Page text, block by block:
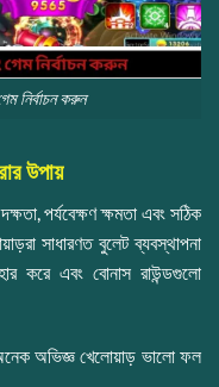
নির্বাচন করুন
উপায়
পর্যবেক্ষণ ক্ষমতা এবং সঠিক
সাধারণত বুলেট ব্যবস্থাপনা
করে এবং বোনাস রাউন্ডগুলো
অভিজ্ঞ খেলোয়াড় ভালো ফল